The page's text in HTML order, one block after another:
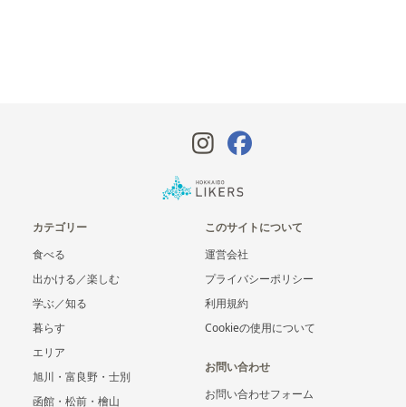
カテゴリー
食べる
出かける／楽しむ
学ぶ／知る
暮らす
エリア
旭川・富良野・士別
函館・松前・檜山
このサイトについて
運営会社
プライバシーポリシー
利用規約
Cookieの使用について
お問い合わせ
お問い合わせフォーム